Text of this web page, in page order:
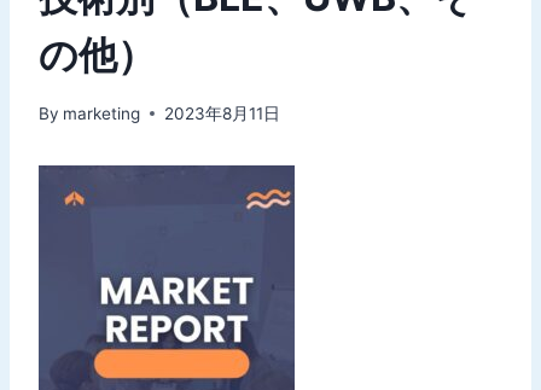
の他）
By marketing 2023年8月11日